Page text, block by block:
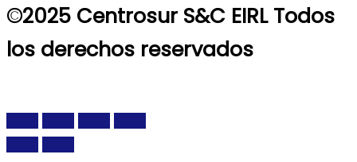
©2025 Centrosur S&C EIRL Todos
los derechos reservados